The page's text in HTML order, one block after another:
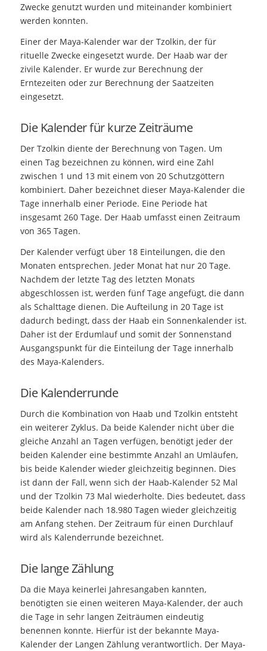
Zwecke genutzt wurden und miteinander kombiniert
werden konnten.
Einer der Maya-Kalender war der Tzolkin, der für
rituelle Zwecke eingesetzt wurde. Der Haab war der
zivile Kalender. Er wurde zur Berechnung der
Erntezeiten oder zur Berechnung der Saatzeiten
eingesetzt.
Die Kalender für kurze Zeiträume
Der Tzolkin diente der Berechnung von Tagen. Um
einen Tag bezeichnen zu können, wird eine Zahl
zwischen 1 und 13 mit einem von 20 Schutzgöttern
kombiniert. Daher bezeichnet dieser Maya-Kalender die
Tage innerhalb einer Periode. Eine Periode hat
insgesamt 260 Tage. Der Haab umfasst einen Zeitraum
von 365 Tagen.
Der Kalender verfügt über 18 Einteilungen, die den
Monaten entsprechen. Jeder Monat hat nur 20 Tage.
Nachdem der letzte Tag des letzten Monats
abgeschlossen ist, werden fünf Tage angefügt, die dann
als Schalttage dienen. Die Aufteilung in 20 Tage ist
dadurch bedingt, dass der Haab ein Sonnenkalender ist.
Daher ist der Erdumlauf und somit der Sonnenstand
Ausgangspunkt für die Einteilung der Tage innerhalb
des Maya-Kalenders.
Die Kalenderrunde
Durch die Kombination von Haab und Tzolkin entsteht
ein weiterer Zyklus. Da beide Kalender nicht über die
gleiche Anzahl an Tagen verfügen, benötigt jeder der
beiden Kalender eine bestimmte Anzahl an Umläufen,
bis beide Kalender wieder gleichzeitig beginnen. Dies
ist dann der Fall, wenn sich der Haab-Kalender 52 Mal
und der Tzolkin 73 Mal wiederholte. Dies bedeutet, dass
beide Kalender nach 18.980 Tagen wieder gleichzeitig
am Anfang stehen. Der Zeitraum für einen Durchlauf
wird als Kalenderrunde bezeichnet.
Die lange Zählung
Da die Maya keinerlei Jahresangaben kannten,
benötigten sie einen weiteren Maya-Kalender, der auch
die Tage in sehr langen Zeiträumen eindeutig
benennen konnte. Hierfür ist der bekannte Maya-
Kalender der Langen Zählung verantwortlich. Der Maya-